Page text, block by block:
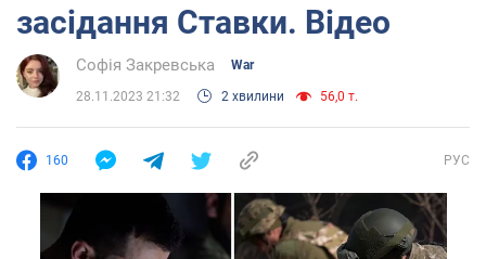
засідання Ставки. Відео
Софія Закревська War
28.11.2023 21:32 2 хвилини 56,0 т.
160 РУС